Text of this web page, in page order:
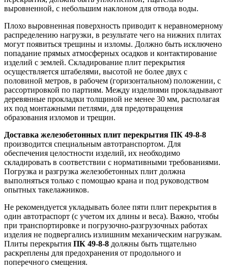
выровненной, с небольшим наклоном для отвода воды.
Плохо выровненная поверхность приводит к неравномерному
распределению нагрузки, в результате чего на нижних плитах
могут появиться трещины и изломы. Должно быть исключено
попадание прямых атмосферных осадков и контактирование
изделий с землей. Складирование плит перекрытия
осуществляется штабелями, высотой не более двух с
половиной метров, в рабочем (горизонтальном) положении, с
рассортировкой по партиям. Между изделиями прокладывают
деревянные прокладки толщиной не менее 30 мм, располагая
их под монтажными петлями, для предотвращения
образования изломов и трещин.
Доставка железобетонных плит перекрытия ПК 49-8-8
производится специальным автотранспортом. Для
обеспечения целостности изделий, их необходимо
складировать в соответствии с нормативными требованиями.
Погрузка и разгрузка железобетонных плит должна
выполняться только с помощью крана и под руководством
опытных такелажников.
Не рекомендуется укладывать более пяти плит перекрытия в
один автотраспорт (с учетом их длины и веса). Важно, чтобы
при транспортировке и погрузочно-разгрузочных работах
изделия не подвергались излишним механическим нагрузкам.
Плиты перекрытия ПК 49-8-8 должны быть тщательно
раскреплены для предохранения от продольного и
поперечного смещения.